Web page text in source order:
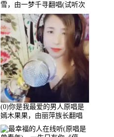
雪，由一梦千寻翻唱(试听次
数:57240)
(0)你是我最爱的男人原唱是
嫣木果果，由丽萍族长翻唱
(播放:56258)